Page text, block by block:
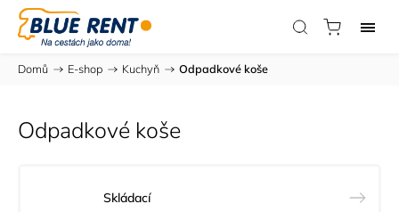
Domů / E-shop / Kuchyň / Odpadkové koše
Odpadkové koše
Skládací